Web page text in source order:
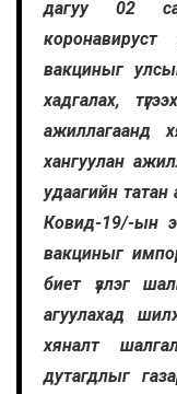
дагуу 02
вакциныг
хадгалах,
ажиллагаанд
хангуулан
удаагийн
Ковид-19/-ын
вакциныг
биет үзлэг
агуулахад
хяналт
дутагдлыг